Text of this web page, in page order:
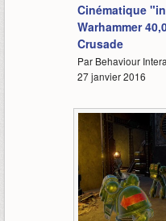
Cinématique
Warhammer
Crusade
Par Behaviour
27 janvier 2016